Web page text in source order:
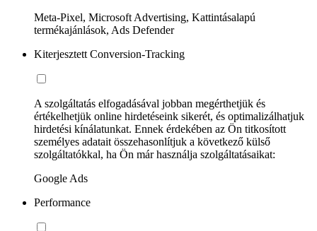
Meta-Pixel, Microsoft Advertising, Kattintásalapú
termékajánlások, Ads Defender
Kiterjesztett Conversion-Tracking
A szolgáltatás elfogadásával jobban megérthetjük és
értékelhetjük online hirdetéseink sikerét, és optimalizálhatjuk
hirdetési kínálatunkat. Ennek érdekében az Ön titkosított
személyes adatait összehasonlítjuk a következő külső
szolgáltatókkal, ha Ön már használja szolgáltatásaikat:
Google Ads
Performance